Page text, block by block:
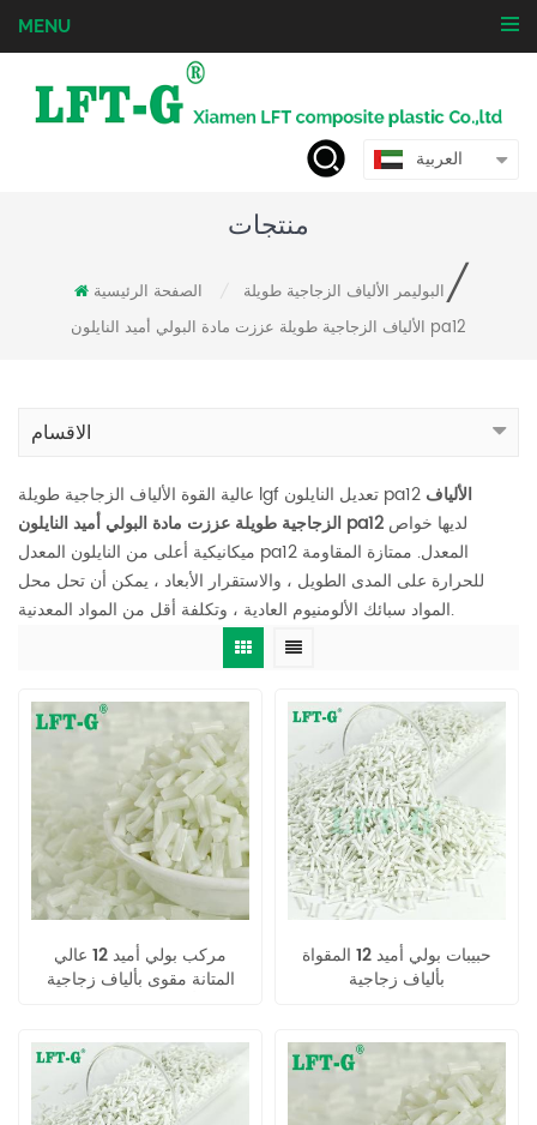
MENU
العربية
منتجات
الصفحة الرئيسية البوليمر الألياف الزجاجية طويلة/
الألياف الزجاجية طويلة عززت مادة البولي أميد النايلون pa12
الاقسام
عالية القوة الألياف الزجاجية طويلة lgf تعديل النايلون pa12
الزجاجية طويلة عززت مادة البولي أميد النايلون pa12
ميكانيكية أعلى من النايلون المعدل pa12 المعدل. ممتازة المقاومة
للحرارة على المدى الطويل ، والاستقرار الأبعاد ، يمكن أن تحل محل
المواد سبائك الألومنيوم العادية ، وتكلفة أقل من المواد المعدنية.
مركب بولي أميد 12 عالي
المتانة مقوى بألياف زجاجية
حبيبات بولي أميد 12 المقواة
بألياف زجاجية